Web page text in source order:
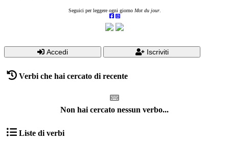
Seguici per leggere ogni giorno Mot du jour.
Accedi Iscriviti
Verbi che hai cercato di recente
Non hai cercato nessun verbo...
Liste di verbi